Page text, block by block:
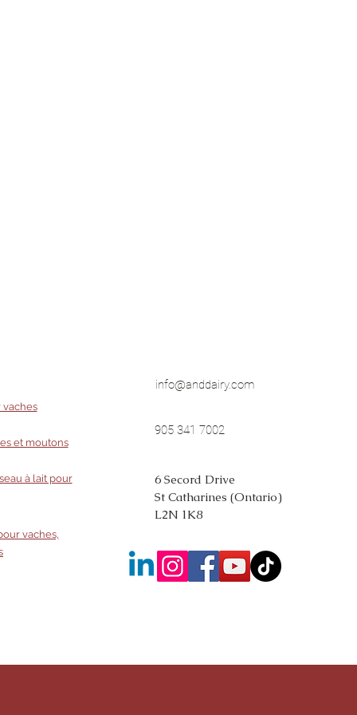
vaches
et moutons
à lait pour
vaches,
info@anddairy.com
905 341 7002
6 Secord Drive
St Catharines (Ontario)
L2N 1K8